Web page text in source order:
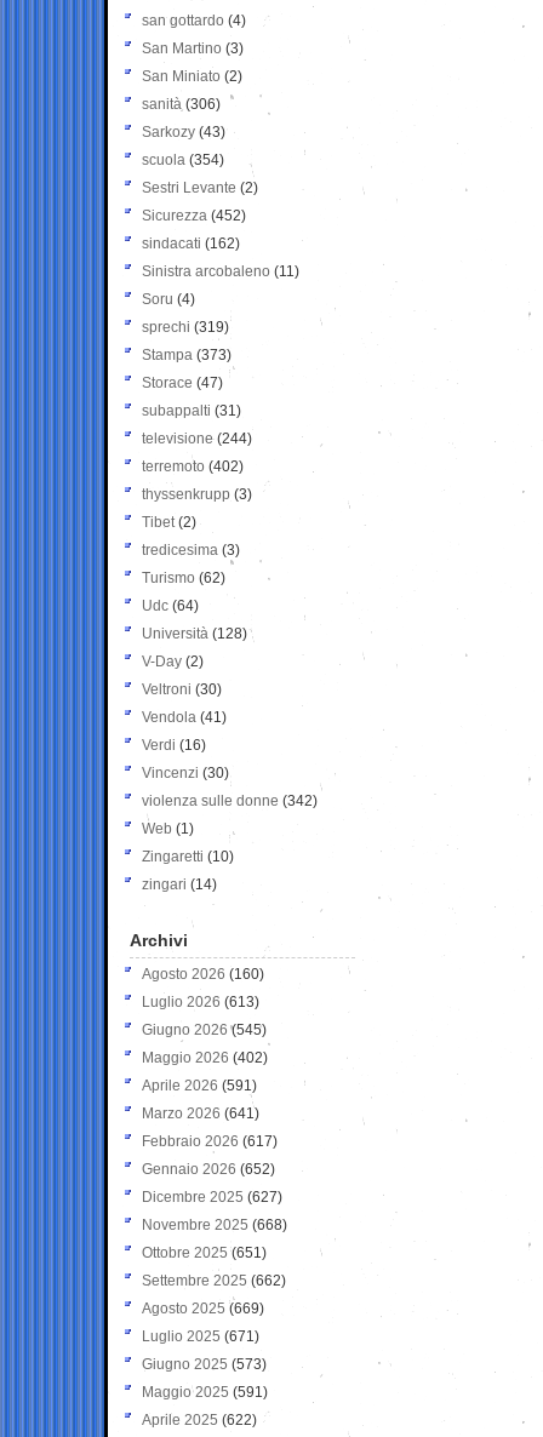
san gottardo (4)
San Martino (3)
San Miniato (2)
sanità (306)
Sarkozy (43)
scuola (354)
Sestri Levante (2)
Sicurezza (452)
sindacati (162)
Sinistra arcobaleno (11)
Soru (4)
sprechi (319)
Stampa (373)
Storace (47)
subappalti (31)
televisione(244)
terremoto (402)
thyssenkrupp (3)
Tibet(2)
tredicesima (3)
Turismo (62)
Udc (64)
Università (128)
V-Day (2)
Veltroni (30)
Vendola (41)
Verdi (16)
Vincenzi (30)
violenza sulle donne (342)
Web (1)
Zingaretti (10)
zingari (14)
Archivi
Agosto 2026 (160)
Luglio 2026 (613)
Giugno 2026 (545)
Maggio 2026 (402)
Aprile 2026 (591)
Marzo 2026 (641)
Febbraio 2026 (617)
Gennaio 2026 (652)
Dicembre 2025 (627)
Novembre 2025 (668)
Ottobre 2025 (651)
Settembre 2025 (662)
Agosto 2025 (669)
Luglio 2025 (671)
Giugno 2025 (573)
Maggio 2025 (591)
Aprile 2025 (622)